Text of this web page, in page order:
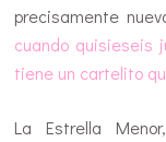
precisamente
cuando quisieseis
tiene un cartelito
La Estrella